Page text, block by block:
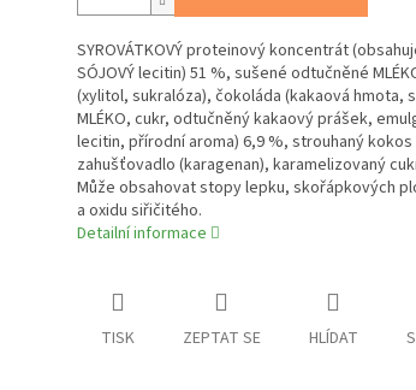
SYROVÁTKOVÝ proteinový koncentrát
SÓJOVÝ lecitin) 51 %, sušené odtučněné
(xylitol, sukralóza), čokoláda (kakaová hmota,
MLÉKO, cukr, odtučněný kakaový prášek,
lecitin, přírodní aroma) 6,9 %, strouhaný kokos
zahušťovadlo (karagenan), karamelizovaný
Může obsahovat stopy lepku, skořápkových
a oxidu siřičitého.
Detailní informace
TISK ZEPTAT SE HLÍDAT